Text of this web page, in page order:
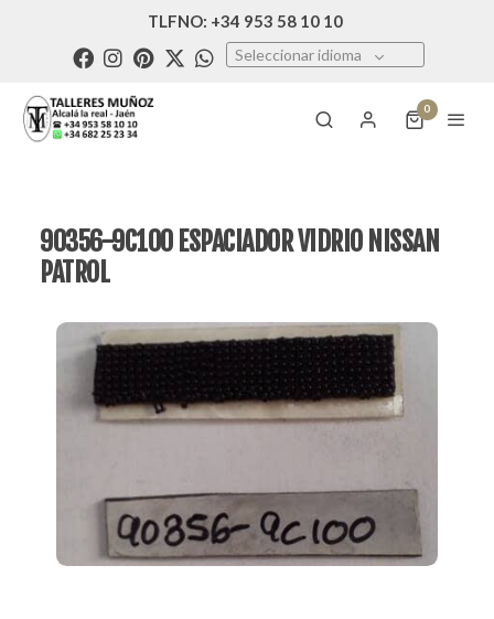
TLFNO: +34 953 58 10 10
Seleccionar idioma
0
90356-9C100 ESPACIADOR VIDRIO NISSAN
PATROL